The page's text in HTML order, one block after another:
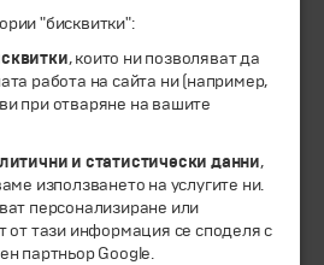
ЧЛЕН НА
"бисквитки":
, които ни позволяват да
работа на сайта ни (например,
при отваряне на вашите
и статистически данни,
използването на услугите ни.
персонализиране или
от тази информация се споделя с
партньор Google.